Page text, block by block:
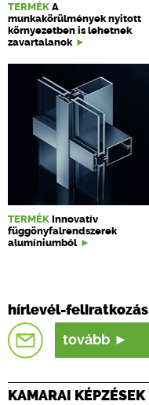
TERMÉK A
munkakörülmények nyitott
környezetben is lehetnek
zavartalanok
TERMÉK Innovatív
függönyfalrendszerek
alumíniumból
hírlevél-feliratkozás
tovább
KAMARAI KÉPZÉSEK